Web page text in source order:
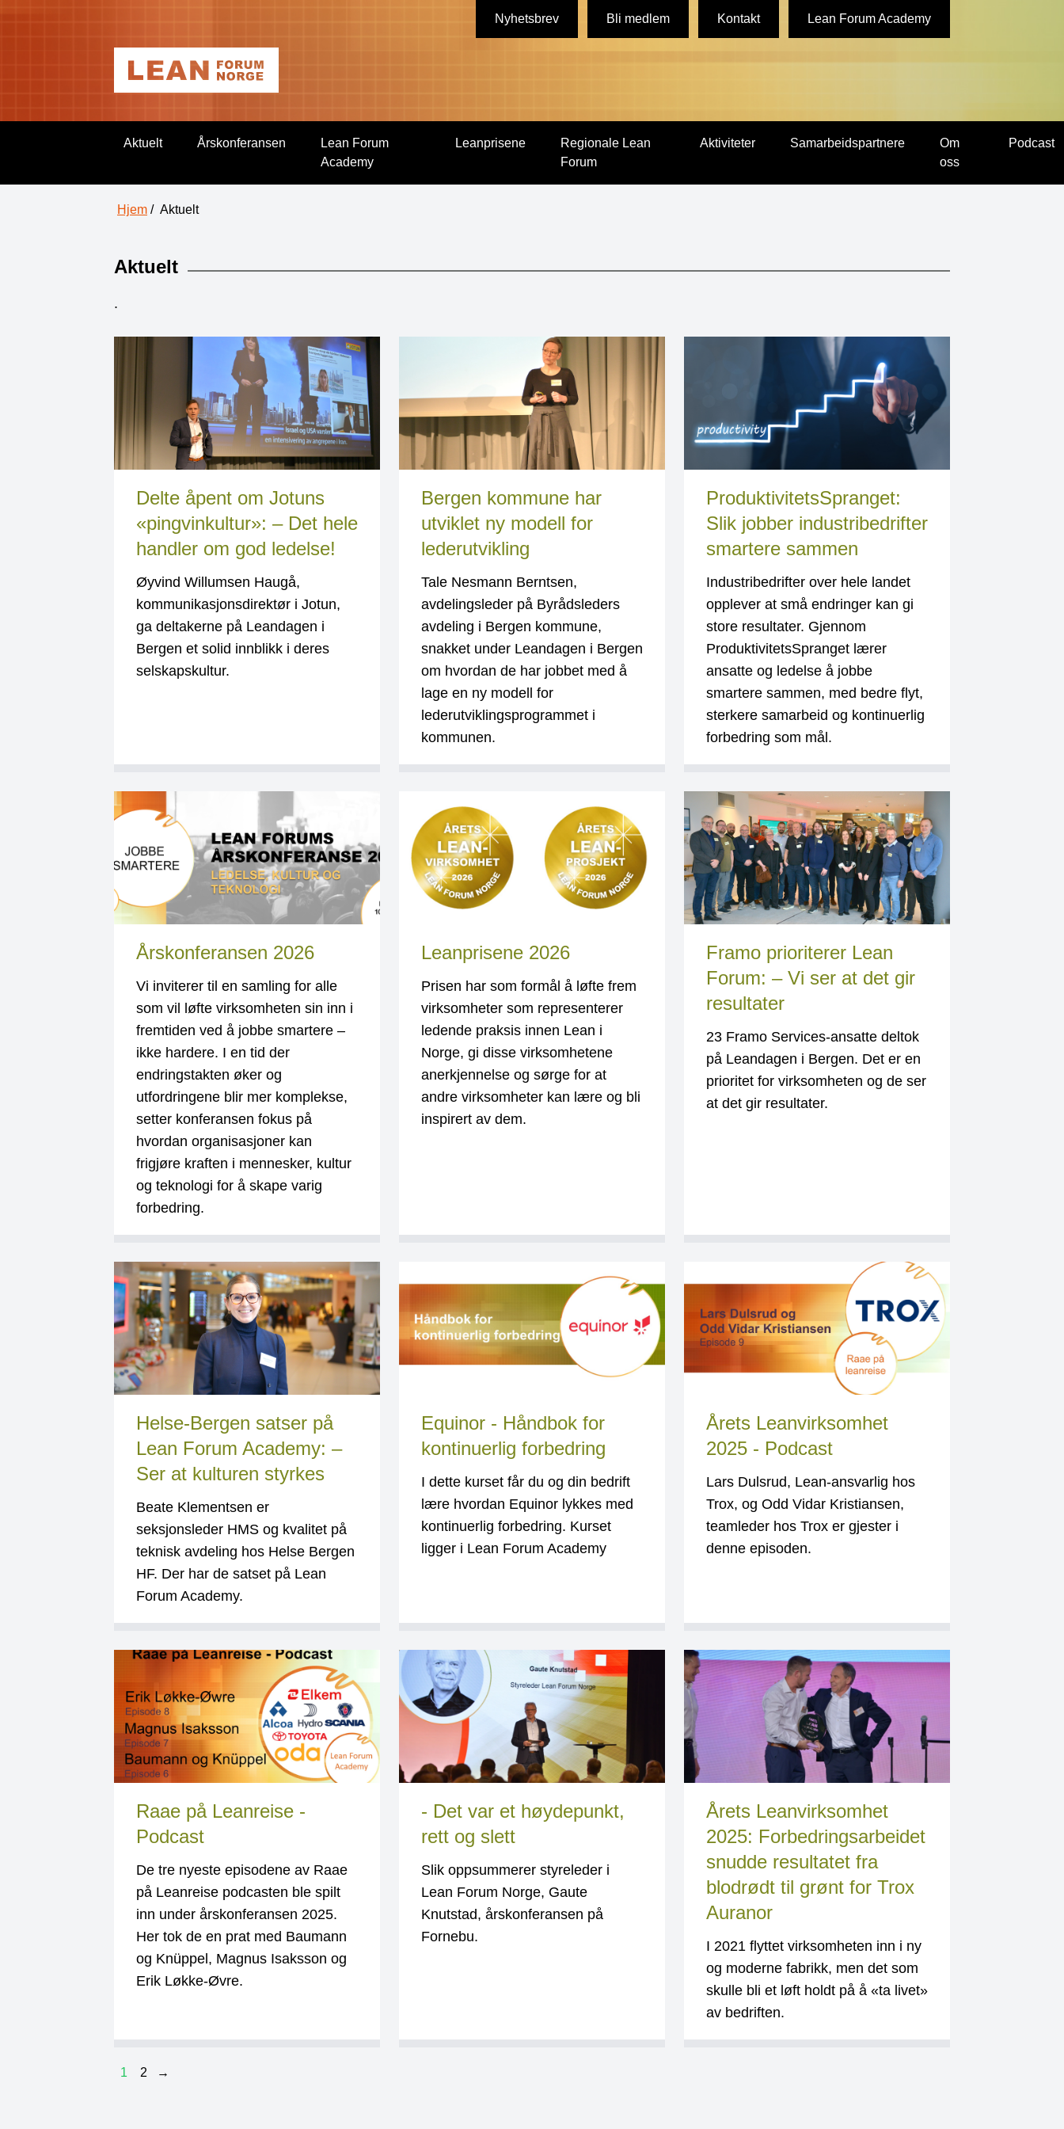
Nyhetsbrev Bli medlem Kontakt Lean Forum Academy
Aktuelt Årskonferansen
Lean Forum
Academy
Leanprisene
Regionale Lean
Forum
Aktiviteter Samarbeidspartnere
Om
oss
Podcast
Hjem / Aktuelt
Aktuelt
.
Delte åpent om Jotuns
«pingvinkultur»: – Det hele
handler om god ledelse!
Øyvind Willumsen Haugå,
kommunikasjonsdirektør i Jotun,
ga deltakerne på Leandagen i
Bergen et solid innblikk i deres
selskapskultur.
Bergen kommune har
utviklet ny modell for
lederutvikling
Tale Nesmann Berntsen,
avdelingsleder på Byrådsleders
avdeling i Bergen kommune,
snakket under Leandagen i Bergen
om hvordan de har jobbet med å
lage en ny modell for
lederutviklingsprogrammet i
kommunen.
ProduktivitetsSpranget:
Slik jobber industribedrifter
smartere sammen
Industribedrifter over hele landet
opplever at små endringer kan gi
store resultater. Gjennom
ProduktivitetsSpranget lærer
ansatte og ledelse å jobbe
smartere sammen, med bedre flyt,
sterkere samarbeid og kontinuerlig
forbedring som mål.
Årskonferansen 2026
Vi inviterer til en samling for alle
som vil løfte virksomheten sin inn i
fremtiden ved å jobbe smartere –
ikke hardere. I en tid der
endringstakten øker og
utfordringene blir mer komplekse,
setter konferansen fokus på
hvordan organisasjoner kan
frigjøre kraften i mennesker, kultur
og teknologi for å skape varig
forbedring.
Leanprisene 2026
Prisen har som formål å løfte frem
virksomheter som representerer
ledende praksis innen Lean i
Norge, gi disse virksomhetene
anerkjennelse og sørge for at
andre virksomheter kan lære og bli
inspirert av dem.
Framo prioriterer Lean
Forum: – Vi ser at det gir
resultater
23 Framo Services-ansatte deltok
på Leandagen i Bergen. Det er en
prioritet for virksomheten og de ser
at det gir resultater.
Helse-Bergen satser på
Lean Forum Academy: –
Ser at kulturen styrkes
Beate Klementsen er
seksjonsleder HMS og kvalitet på
teknisk avdeling hos Helse Bergen
HF. Der har de satset på Lean
Forum Academy.
Equinor - Håndbok for
kontinuerlig forbedring
I dette kurset får du og din bedrift
lære hvordan Equinor lykkes med
kontinuerlig forbedring. Kurset
ligger i Lean Forum Academy
Årets Leanvirksomhet
2025 - Podcast
Lars Dulsrud, Lean-ansvarlig hos
Trox, og Odd Vidar Kristiansen,
teamleder hos Trox er gjester i
denne episoden.
Raae på Leanreise -
Podcast
De tre nyeste episodene av Raae
på Leanreise podcasten ble spilt
inn under årskonferansen 2025.
Her tok de en prat med Baumann
og Knüppel, Magnus Isaksson og
Erik Løkke-Øvre.
- Det var et høydepunkt,
rett og slett
Slik oppsummerer styreleder i
Lean Forum Norge, Gaute
Knutstad, årskonferansen på
Fornebu.
Årets Leanvirksomhet
2025: Forbedringsarbeidet
snudde resultatet fra
blodrødt til grønt for Trox
Auranor
I 2021 flyttet virksomheten inn i ny
og moderne fabrikk, men det som
skulle bli et løft holdt på å «ta livet»
av bedriften.
1 2 →